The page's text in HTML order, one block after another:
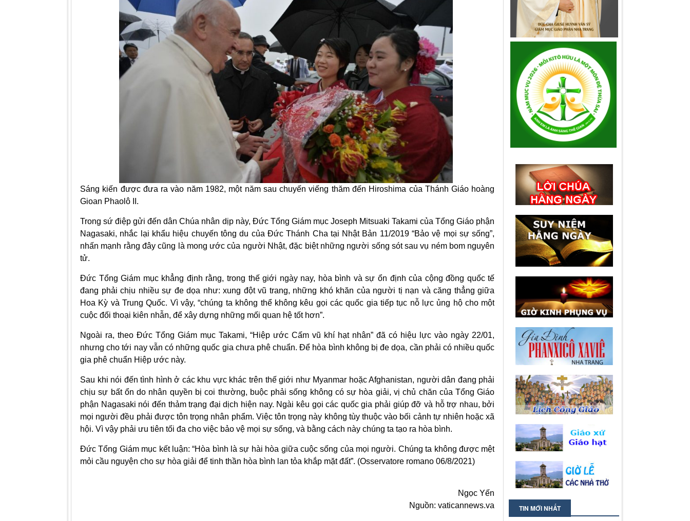
Sáng kiến được đưa ra vào năm 1982, một năm sau chuyến viếng thăm đến Hiroshima của Thánh Giáo hoàng
Gioan Phaolô II.
Trong sứ điệp gửi đến dân Chúa nhân dịp này, Đức Tổng Giám mục Joseph Mitsuaki Takami của Tổng Giáo phận
Nagasaki, nhắc lại khẩu hiệu chuyến tông du của Đức Thánh Cha tại Nhật Bản 11/2019 “Bảo vệ mọi sự sống”,
nhấn mạnh rằng đây cũng là mong ước của người Nhật, đặc biệt những người sống sót sau vụ ném bom nguyên
tử.
Đức Tổng Giám mục khẳng định rằng, trong thế giới ngày nay, hòa bình và sự ổn định của cộng đồng quốc tế
đang phải chịu nhiều sự đe dọa như: xung đột vũ trang, những khó khăn của người tị nạn và căng thẳng giữa
Hoa Kỳ và Trung Quốc. Vì vậy, “chúng ta không thể không kêu gọi các quốc gia tiếp tục nỗ lực ủng hộ cho một
cuộc đối thoại kiên nhẫn, để xây dựng những mối quan hệ tốt hơn”.
Ngoài ra, theo Đức Tổng Giám mục Takami,“Hiệp ước Cấm vũ khí hạt nhân” đã có hiệu lực vào ngày 22/01,
nhưng cho tới nay vẫn có những quốc gia chưa phê chuẩn. Để hòa bình không bị đe dọa, cần phải có nhiều quốc
gia phê chuẩn Hiệp ước này.
Sau khi nói đến tình hình ở các khu vực khác trên thế giới như Myanmar hoặc Afghanistan, người dân đang phải
chịu sự bất ổn do nhân quyền bị coi thường, buộc phải sống không có sự hòa giải, vị chủ chăn của Tổng Giáo
phận Nagasaki nói đến thảm trạng đại dịch hiện nay. Ngài kêu gọi các quốc gia phải giúp đỡ và hỗ trợ nhau, bởi
mọi người đều phải được tôn trọng nhân phẩm. Việc tôn trọng này không tùy thuộc vào bối cảnh tự nhiên hoặc xã
hội. Vì vậy phải ưu tiên tối đa cho việc bảo vệ mọi sự sống, và bằng cách này chúng ta tạo ra hòa bình.
Đức Tổng Giám mục kết luận: “Hòa bình là sự hài hòa giữa cuộc sống của mọi người. Chúng ta không được mệt
mỏi cầu nguyện cho sự hòa giải để tinh thần hòa bình lan tỏa khắp mặt đất”. (Osservatore romano 06/8/2021)
Ngọc Yến
Nguồn: vaticannews.va
TIN MỚI NHẤT